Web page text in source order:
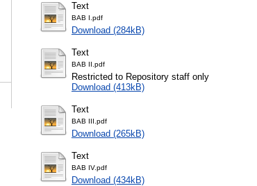
Text
BAB I.pdf
Download (284kB)
Text
BAB II.pdf
Restricted to Repository staff only
Download (413kB)
Text
BAB III.pdf
Download (265kB)
Text
BAB IV.pdf
Download (434kB)